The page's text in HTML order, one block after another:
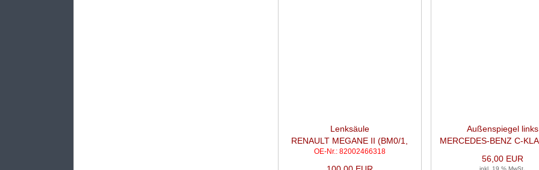
Lenksäule
RENAULT MEGANE II (BM0/1,
CM0/1) 1.6 16V
OE-Nr.: 82002466318
Außenspiegel links
MERCEDES-BENZ C-
KOMPRESSOR
56,00 EUR
inkl. 19 % MwSt.